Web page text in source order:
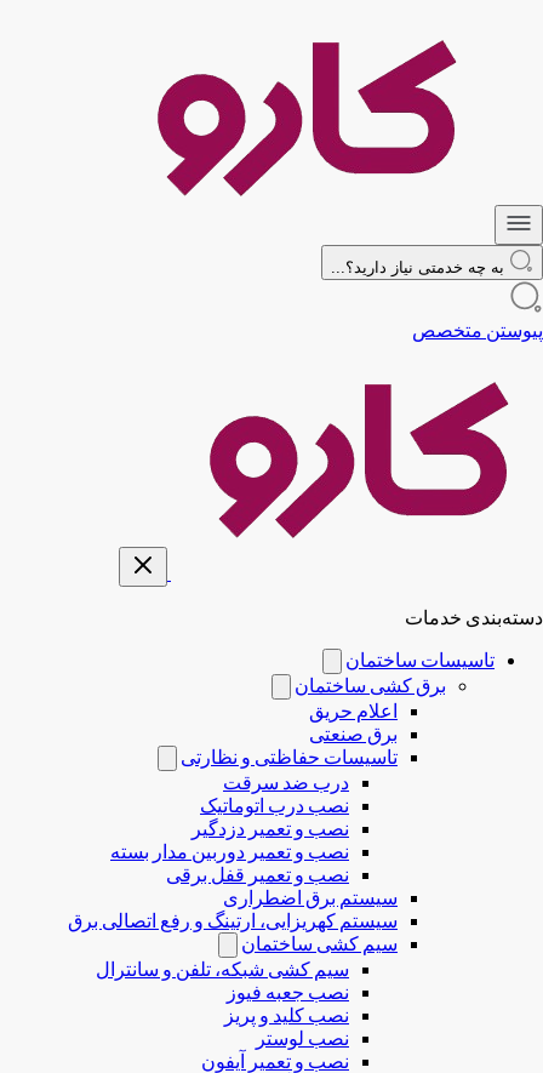
به چه خدمتی نیاز دارید؟...
پیوستن متخصص
دسته‌بندی خدمات
تاسیسات ساختمان
برق کشی ساختمان
اعلام حریق
برق صنعتی
تاسیسات حفاظتی و نظارتی
درب ضد سرقت
نصب درب‌ اتوماتیک
نصب و تعمیر دزدگیر
نصب و تعمیر دوربین مدار بسته
نصب و تعمیر قفل برقی
سیستم برق اضطراری
سیستم کهریزایی، ارتینگ و رفع اتصالی برق
سیم کشی ساختمان
سیم کشی شبکه، تلفن و سانترال
نصب جعبه فیوز
نصب کلید و پریز
نصب لوستر
نصب و تعمیر آیفون